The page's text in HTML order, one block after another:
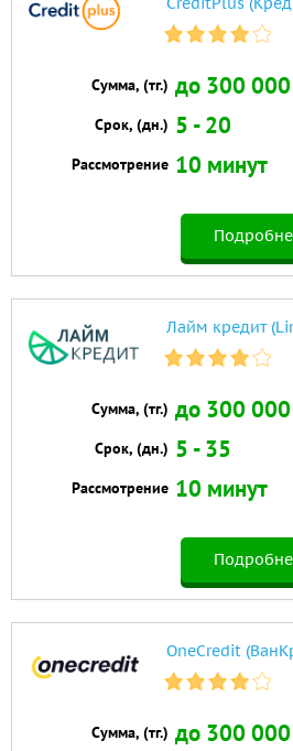
Сумма, (тг.) до 300 000
Срок, (дн.) 5 - 20
Рассмотрение 10 минут
Лайм кредит
Сумма, (тг.) до 300 000
Срок, (дн.) 5 - 35
Рассмотрение 10 минут
OneCredit
Сумма, (тг.) до 300 000